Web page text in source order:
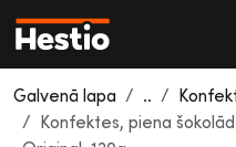
Galvenā lapa ..
Konfektes, piena